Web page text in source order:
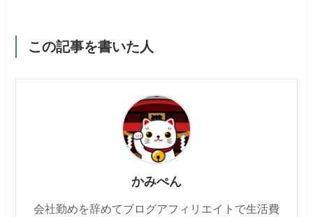
この記事を書いた人
かみぺん
会社勤めを辞めてブログアフィリエイトで生活費